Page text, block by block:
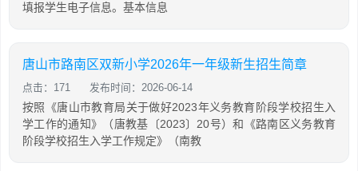
填报学生电子信息。基本信息
唐山市路南区双新小学2026年一年级新生招生简章
点击：171 发布时间：2026-06-14
按照《唐山市教育局关于做好2023年义务教育阶段学校招生入
学工作的通知》（唐教基〔2023〕20号）和《路南区义务教育
阶段学校招生入学工作规定》（南教